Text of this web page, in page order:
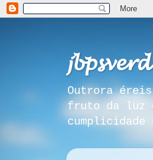
Outrora
fruto da luz